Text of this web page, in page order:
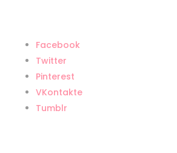
Facebook
Twitter
Pinterest
VKontakte
Tumblr